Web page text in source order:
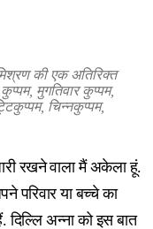
की एक अतिरिक्त
मुगतिवार कुप्पम,
चिन्नकुप्पम,
रखने वाला मैं अकेला हूं.
परिवार या बच्चे का
अन्ना को इस बात